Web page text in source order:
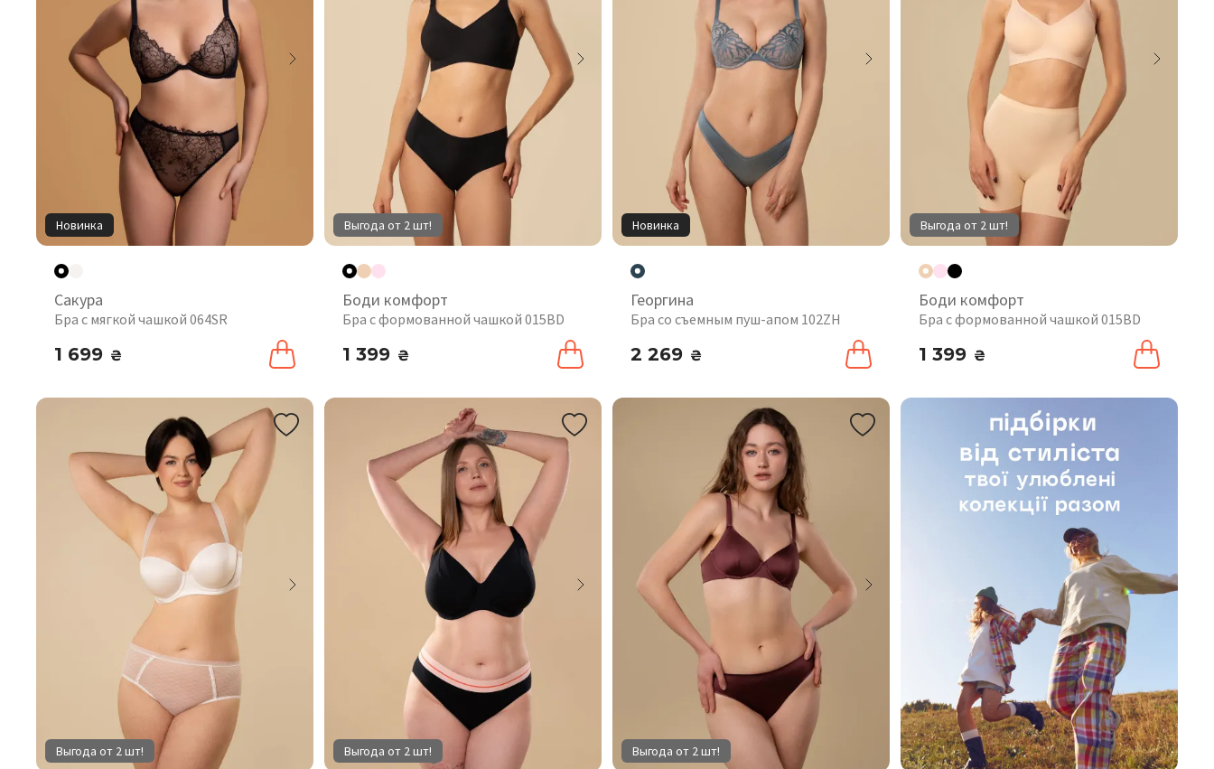
Новинка
Сакура
Бра с мягкой чашкой 064SR
1 699 ₴
Выгода от 2 шт!
Боди комфорт
Бра с формованной чашкой 015BD
1 399 ₴
Новинка
Георгина
Бра со съемным пуш-апом 102ZH
2 269 ₴
Выгода от 2 шт!
Боди комфорт
Бра с формованной чашкой 015BD
1 399 ₴
Выгода от 2 шт! Выгода от 2 шт! Выгода от 2 шт!